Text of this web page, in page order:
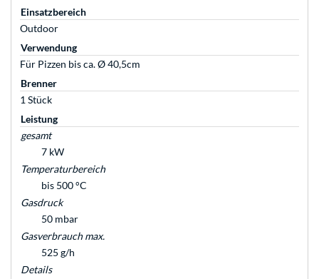
Einsatzbereich
Outdoor
Verwendung
Für Pizzen bis ca. Ø 40,5cm
Brenner
1 Stück
Leistung
gesamt
7 kW
Temperaturbereich
bis 500 °C
Gasdruck
50 mbar
Gasverbrauch max.
525 g/h
Details